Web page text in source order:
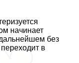
начинает
без
в